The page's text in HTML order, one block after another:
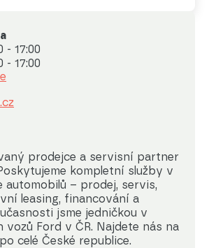
- 17:00
- 17:00
prodejce a servisní partner
kompletní služby v
automobilů – prodej, servis,
leasing, financování a
jsme jedničkou v
Ford v ČR. Najdete nás na
celé České republice.